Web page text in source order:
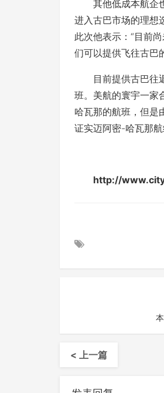
其他低成本航企也
进入古巴市场的理想
此次他表示：“目前
们可以提供飞往古巴
目前提供古巴往返
班。美航的寰宇一
哈瓦那的航班，但是
证实迈阿密-哈瓦那
http://
< 上一篇